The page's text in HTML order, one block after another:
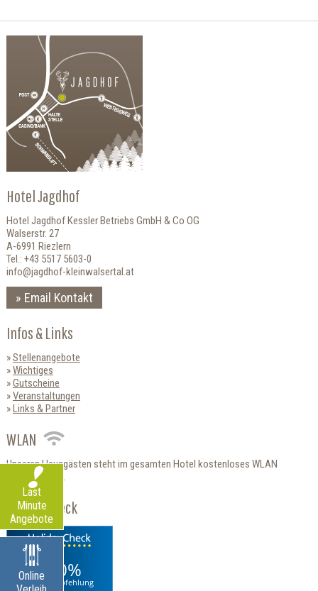
Hotel Jagdhof
Hotel Jagdhof Kessler Betriebs GmbH & Co OG
Walserstr. 27
A-6991 Riezlern
Tel.: +43 5517 5603-0
info@jagdhof-kleinwalsertal.at
Email Kontakt
Infos & Links
Stellenangebote
Wichtiges
Gutscheine
Veranstaltungen
Links & Partner
WLAN
Unseren Hausgästen steht im gesamten Hotel kostenloses WLAN
zur Verfügung.
HolidayCheck
100%
Weiterempfehlung
Online
Last
Minute
Angebote